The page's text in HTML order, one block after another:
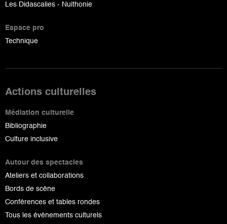
Les Didascalies - Nuithonie
Espace pro
Technique
Actions culturelles
Médiation culturelle
Bibliographie
Culture inclusive
Autour des spectacles
Ateliers et collaborations
Bords de scène
Conférences et tables rondes
Tous les événements culturels